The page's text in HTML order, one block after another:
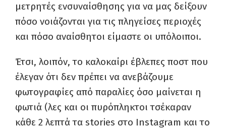
μετρητές ενσυναίσθησης για να μας δείξουν
πόσο νοιάζονται για τις πληγείσες περιοχές
και πόσο αναίσθητοι είμαστε οι υπόλοιποι.
Έτσι, λοιπόν, το καλοκαίρι έβλεπες ποστ που
έλεγαν ότι δεν πρέπει να ανεβάζουμε
φωτογραφίες από παραλίες όσο μαίνεται η
φωτιά (λες και οι πυρόπληκτοι τσέκαραν
κάθε 2 λεπτά τα stories στο Instagram και το